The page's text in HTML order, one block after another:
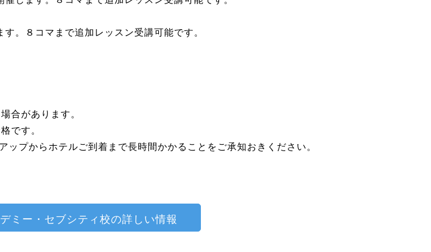
。８コマまで追加レッスン受講可能です。
合があります。
です。
プからホテルご到着まで長時間かかることをご承知おきください。
ミー・セブシティ校の詳しい情報